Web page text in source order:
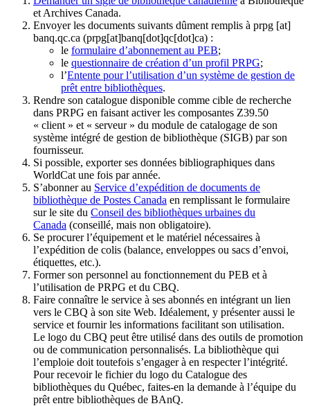
et Archives Canada.
Envoyer les documents suivants dûment remplis à prpg [at]
banq.qc.ca (prpg[at]banq[dot]qc[dot]ca) :
le formulaire d’abonnement au PEB;
le questionnaire de création d’un profil PRPG;
l’Entente pour l’utilisation d’un système de gestion de
prêt entre bibliothèques.
Rendre son catalogue disponible comme cible de recherche
dans PRPG en faisant activer les composantes Z39.50
« client » et « serveur » du module de catalogage de son
système intégré de gestion de bibliothèque (SIGB) par son
fournisseur.
Si possible, exporter ses données bibliographiques dans
WorldCat une fois par année.
S’abonner au Service d’expédition de documents de
bibliothèque de Postes Canada en remplissant le formulaire
sur le site du Conseil des bibliothèques urbaines du
Canada (conseillé, mais non obligatoire).
Se procurer l’équipement et le matériel nécessaires à
l’expédition de colis (balance, enveloppes ou sacs d’envoi,
étiquettes, etc.).
Former son personnel au fonctionnement du PEB et à
l’utilisation de PRPG et du CBQ.
Faire connaître le service à ses abonnés en intégrant un lien
vers le CBQ à son site Web. Idéalement, y présenter aussi le
service et fournir les informations facilitant son utilisation.
Le logo du CBQ peut être utilisé dans des outils de promotion
ou de communication personnalisés. La bibliothèque qui
l’emploie doit toutefois s’engager à en respecter l’intégrité.
Pour recevoir le fichier du logo du Catalogue des
bibliothèques du Québec, faites-en la demande à l’équipe du
prêt entre bibliothèques de BAnQ.